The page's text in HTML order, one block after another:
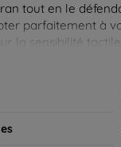
tout en le
parfaitement à
la sensibilité